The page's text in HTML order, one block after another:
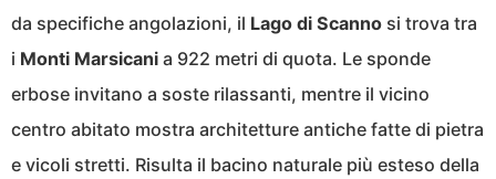
da specifiche angolazioni, il Lago di Scanno si trova tra
i Monti Marsicani a 922 metri di quota. Le sponde
erbose invitano a soste rilassanti, mentre il vicino
centro abitato mostra architetture antiche fatte di pietra
e vicoli stretti. Risulta il bacino naturale più esteso della